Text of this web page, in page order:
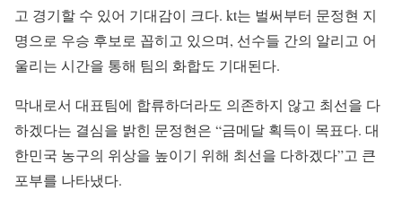
고 경기할 수 있어 기대감이 크다. kt는 벌써부터 문정현 지
명으로 우승 후보로 꼽히고 있으며, 선수들 간의 알리고 어
울리는 시간을 통해 팀의 화합도 기대된다.
막내로서 대표팀에 합류하더라도 의존하지 않고 최선을 다
하겠다는 결심을 밝힌 문정현은 “금메달 획득이 목표다. 대
한민국 농구의 위상을 높이기 위해 최선을 다하겠다”고 큰
포부를 나타냈다.